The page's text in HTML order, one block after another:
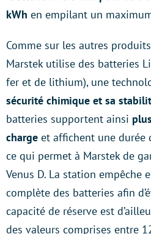
kWh en empilant un
Comme sur les autres
Marstek utilise des batteries
fer et de lithium), une
sécurité chimique et sa
batteries supportent ainsi
charge et affichent une durée
ce qui permet à Marstek de
Venus D. La station empêche
complète des batteries afin
capacité de réserve est
des valeurs comprises entre